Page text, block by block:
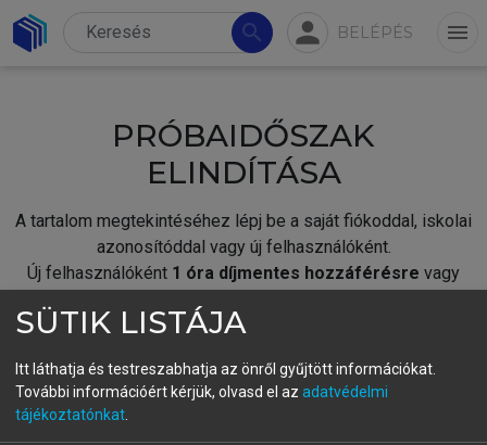
search person BELÉPÉS menu
PRÓBAIDŐSZAK
ELINDÍTÁSA
A tartalom megtekintéséhez lépj be a saját fiókoddal, iskolai
azonosítóddal vagy új felhasználóként.
Új felhasználóként 1 óra díjmentes hozzáférésre vagy
fiókoddal,vagy hozz létre új fiókot.
A regisztráció után apróbaidőszakautomatikusan
SÜTIK LISTÁJA
Itt láthatja és testreszabhatja az önről gyűjtött információkat.
További információért kérjük, olvasd el az adatvédelmi
tájékoztatónkat